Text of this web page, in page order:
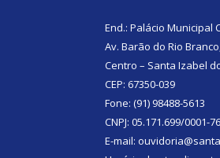
End.: Palácio Municipal
Av. Barão do Rio
Centro – Santa Izabel
CEP: 67350-039
Fone: (91) 98488-5613
CNPJ: 05.171.699/0001-76
E-mail: